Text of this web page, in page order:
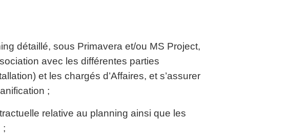
détaillé, sous Primavera et/ou MS Project,
avec les différentes parties
et les chargés d’Affaires, et s’assurer
;
relative au planning ainsi que les
;